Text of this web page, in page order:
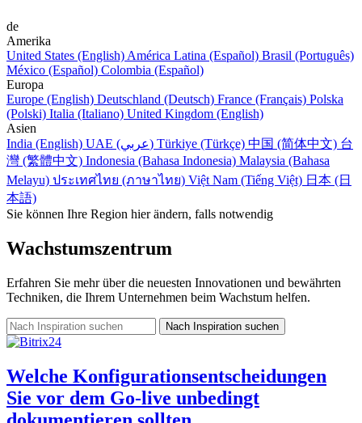
de
Amerika
United States (English) América Latina (Español) Brasil (Português)
México (Español) Colombia (Español)
Europa
Europe (English) Deutschland (Deutsch) France (Français) Polska
(Polski) Italia (Italiano) United Kingdom (English)
Asien
India (English)
UAE (عربي) Türkiye (Türkçe) 中国 (简体中文) 台
灣 (繁體中文) Indonesia (Bahasa Indonesia) Malaysia (Bahasa
Melayu) ประเทศไทย (ภาษาไทย) Việt Nam (Tiếng Việt) 日本 (日
本語)
Sie können Ihre Region hier ändern, falls notwendig
Wachstumszentrum
Erfahren Sie mehr über die neuesten Innovationen und bewährten
Techniken, die Ihrem Unternehmen beim Wachstum helfen.
Welche Konfigurationsentscheidungen
Sie vor dem Go-live unbedingt